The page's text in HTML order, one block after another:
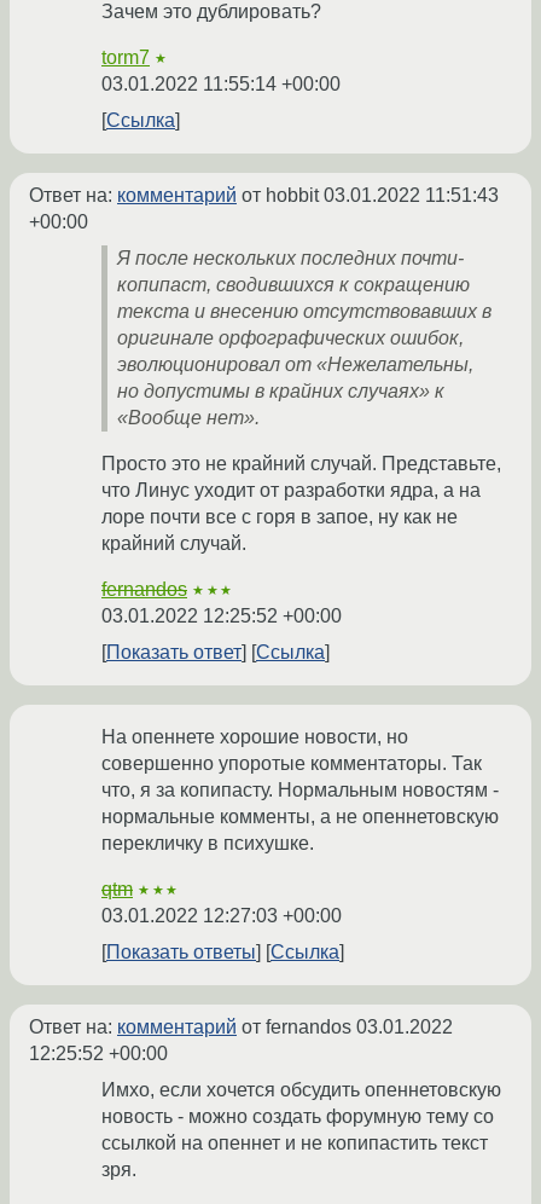
Зачем это дублировать?
torm7 ★
03.01.2022 11:55:14 +00:00
Ссылка
Ответ на: комментарий от hobbit03.01.2022 11:51:43
+00:00
Я после нескольких последних почти-
копипаст, сводившихся к сокращению
текста и внесению отсутствовавших в
оригинале орфографических ошибок,
эволюционировал от «Нежелательны,
но допустимы в крайних случаях» к
«Вообще нет».
Просто это не крайний случай. Представьте,
что Линус уходит от разработки ядра, а на
лоре почти все с горя в запое, ну как не
крайний случай.
fernandos ★★★
03.01.2022 12:25:52 +00:00
Показать ответ
Ссылка
На опеннете хорошие новости, но
совершенно упоротые комментаторы. Так
что, я за копипасту. Нормальным новостям -
нормальные комменты, а не опеннетовскую
перекличку в психушке.
qtm ★★★
03.01.2022 12:27:03 +00:00
Показать ответы
Ссылка
Ответ на: комментарий от fernandos 03.01.2022
12:25:52 +00:00
Имхо, если хочется обсудить опеннетовскую
новость - можно создать форумную тему со
ссылкой на опеннет и не копипастить текст
зря.